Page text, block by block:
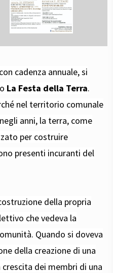
cadenza annuale, si
La Festa della Terra.
nel territorio comunale
anni, la terra, come
per costruire
presenti incuranti del
della propria
che vedeva la
Quando si doveva
della creazione di una
dei membri di una